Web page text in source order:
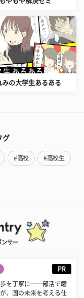
みの大学生あるある
グ
#高校 #高校生
ンサー
PR
歩を丁寧に──部活で磨
、国の未来を考える仕